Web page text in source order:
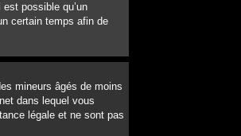
possible qu’un
certain temps afin de
mineurs âgés de moins
dans lequel vous
légale et ne sont pas